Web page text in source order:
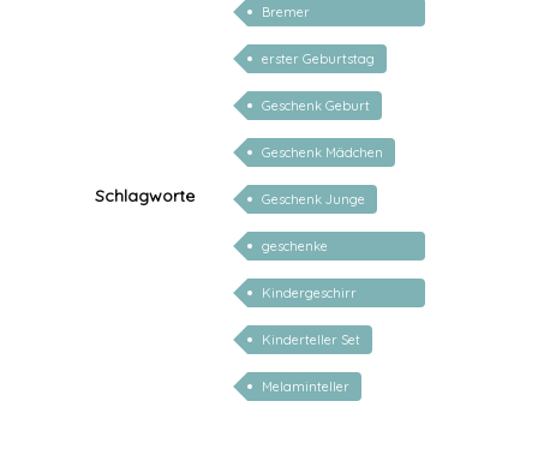
Schlagworte
Bremer
Stadtmusikanten
erster Geburtstag
Geschenk Geburt
Geschenk Mädchen
Geschenk Junge
geschenke
personalisiert kinder
Kindergeschirr
personalisiert
Kinderteller Set
Melaminteller